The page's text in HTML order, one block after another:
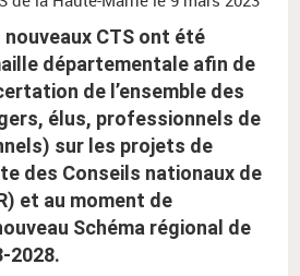
nouveaux CTS ont été
départementale afin de
de l’ensemble des
élus, professionnels de
sur les projets de
des Conseils nationaux de
et au moment de
Schéma régional de
2028.